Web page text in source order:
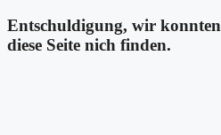
Entschuldigung, wir konnten
diese Seite nich finden.